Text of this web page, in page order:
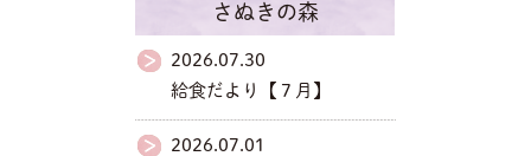
さぬきの森
2026.07.30
給食だより【７月】
2026.07.01